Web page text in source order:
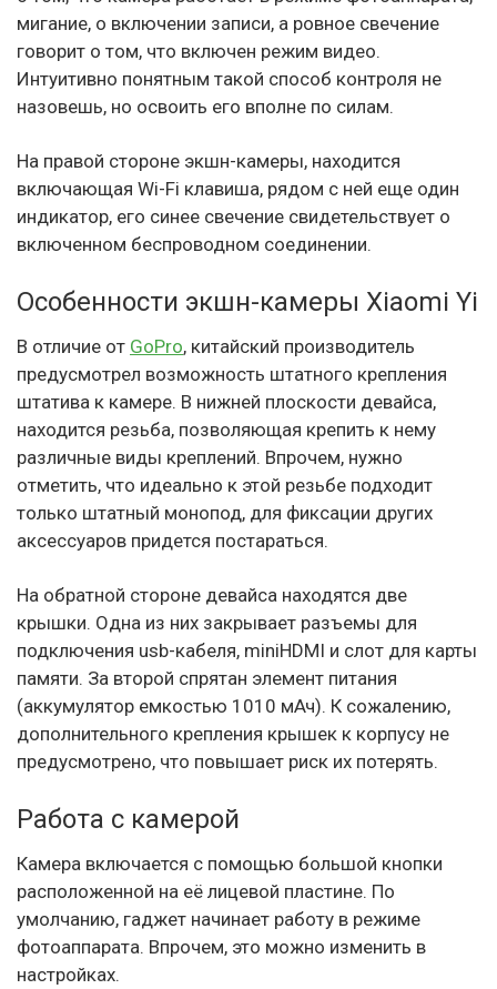
мигание, о включении записи, а ровное свечение
говорит о том, что включен режим видео.
Интуитивно понятным такой способ контроля не
назовешь, но освоить его вполне по силам.
На правой стороне экшн-камеры, находится
включающая Wi-Fi клавиша, рядом с ней еще один
индикатор, его синее свечение свидетельствует о
включенном беспроводном соединении.
Особенности экшн-камеры Xiaomi Yi
В отличие от GoPro, китайский производитель
предусмотрел возможность штатного крепления
штатива к камере. В нижней плоскости девайса,
находится резьба, позволяющая крепить к нему
различные виды креплений. Впрочем, нужно
отметить, что идеально к этой резьбе подходит
только штатный монопод, для фиксации других
аксессуаров придется постараться.
На обратной стороне девайса находятся две
крышки. Одна из них закрывает разъемы для
подключения usb-кабеля, miniHDMI и слот для карты
памяти. За второй спрятан элемент питания
(аккумулятор емкостью 1010 мАч). К сожалению,
дополнительного крепления крышек к корпусу не
предусмотрено, что повышает риск их потерять.
Работа с камерой
Камера включается с помощью большой кнопки
расположенной на её лицевой пластине. По
умолчанию, гаджет начинает работу в режиме
фотоаппарата. Впрочем, это можно изменить в
настройках.